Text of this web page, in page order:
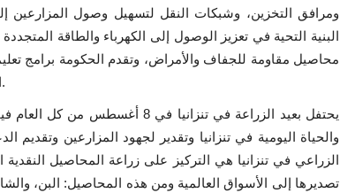
ومرافق التخزين، وشبكات النقل لتسهيل وصول المزارعين
البنية التحية في تعزيز الوصول إلى الكهرباء والطاقة
محاصيل مقاومة للجفاف والأمراض، وتقدم الحكومة برامج
الزراعية، وإدارة الأعمال الزراعية واستخدام التقنيات الحديثة.
يحتفل بعيد الزراعة في تنزانيا في
والحياة اليومية في تنزانيا وتقدير لجهود المزارعين
الزراعي في تنزانيا هي التركيز على زراعة المحاصيل
تصديرها إلى الأسواق العالمية ومن هذه المحاصيل: البن،